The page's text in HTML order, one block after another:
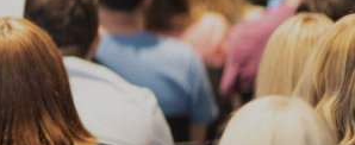
降压开关稳压器
电荷泵
开关电源控制器
商业照明
储能电池包及双向电源
家用工商业储能电池包系统